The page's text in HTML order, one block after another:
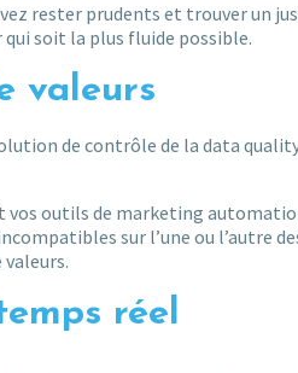
rester prudents et trouver un
soit la plus fluide possible.
valeurs
de contrôle de la data
outils de marketing
sur l’une ou l’autre
réel